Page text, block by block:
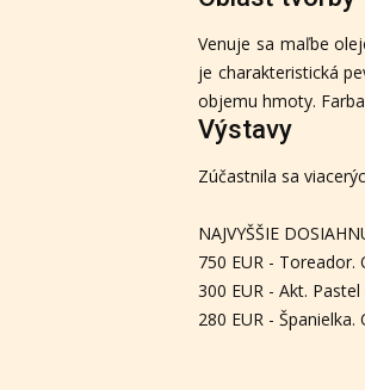
Venuje sa maľbe
je charakteristická
objemu hmoty.
Výstavy
Zúčastnila sa
NAJVYŠŠIE
750 EUR - Toreador.
300 EUR - Akt.
280 EUR -